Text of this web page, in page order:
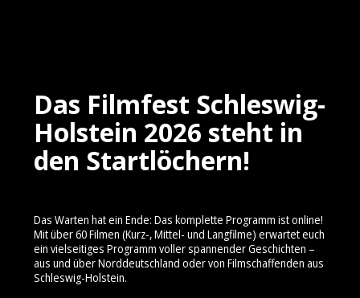
Das Filmfest Schleswig-
Holstein 2026 steht in
den Startlöchern!
Das Warten hat ein Ende: Das komplette Programm ist online!
Mit über 60 Filmen (Kurz-, Mittel- und Langfilme) erwartet euch
ein vielseitiges Programm voller spannender Geschichten –
aus und über Norddeutschland oder von Filmschaffenden aus
Schleswig-Holstein.